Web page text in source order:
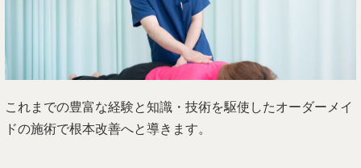
これまでの豊富な経験と知識・技術を駆使したオーダーメイ
ドの施術で根本改善へと導きます。